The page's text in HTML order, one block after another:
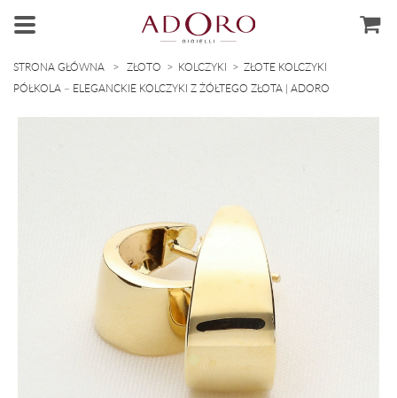
STRONA GŁÓWNA > ZŁOTO > KOLCZYKI > ZŁOTE KOLCZYKI
PÓŁKOLA – ELEGANCKIE KOLCZYKI Z ŻÓŁTEGO ZŁOTA | ADORO